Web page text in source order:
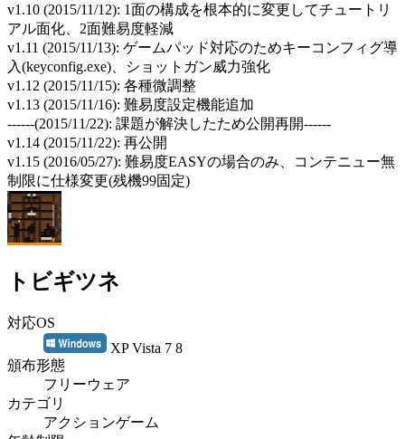
v1.10 (2015/11/12): 1面の構成を根本的に変更してチュートリ
アル面化、2面難易度軽減
v1.11 (2015/11/13): ゲームパッド対応のためキーコンフィグ導
入(keyconfig.exe)、ショットガン威力強化
v1.12 (2015/11/15): 各種微調整
v1.13 (2015/11/16): 難易度設定機能追加
------(2015/11/22): 課題が解決したため公開再開------
v1.14 (2015/11/22): 再公開
v1.15 (2016/05/27): 難易度EASYの場合のみ、コンテニュー無
制限に仕様変更(残機99固定)
トビギツネ
対応OS
XP Vista 7 8
頒布形態
フリーウェア
カテゴリ
アクションゲーム